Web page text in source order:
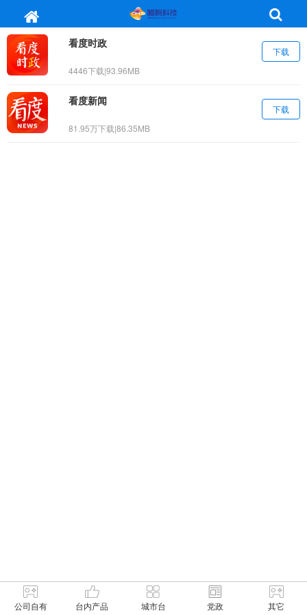
看度时政
4446下载|93.96MB
下载
看度新闻
81.95万下载|86.35MB
下载
公司自有 台内产品 城市台 党政 其它